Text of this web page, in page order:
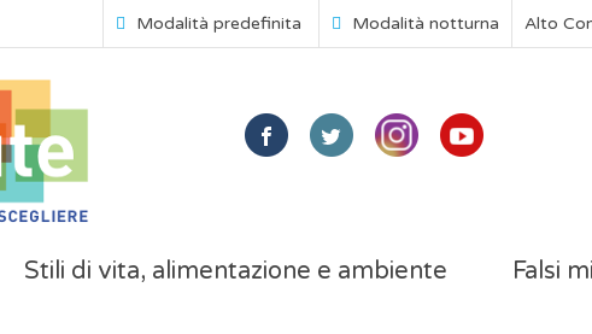
Modalità predefinita Modalità notturna Alto
Stili di vita, alimentazione e ambiente Falsi